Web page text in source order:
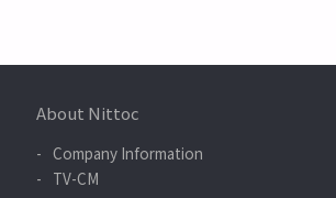
About Nittoc
Company Information
TV-CM